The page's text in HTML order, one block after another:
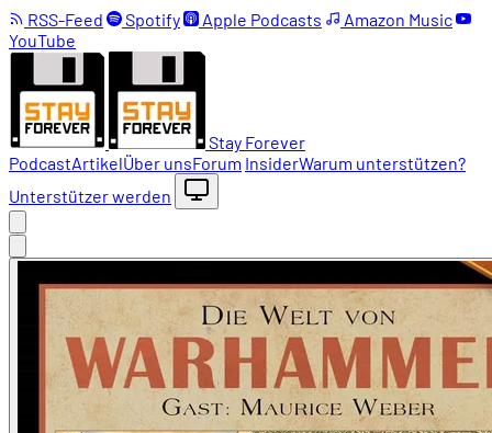
RSS-Feed Spotify Apple Podcasts
Amazon Music
YouTube
Stay Forever
PodcastArtikelÜber unsForum InsiderWarum unterstützen?
Unterstützer werden